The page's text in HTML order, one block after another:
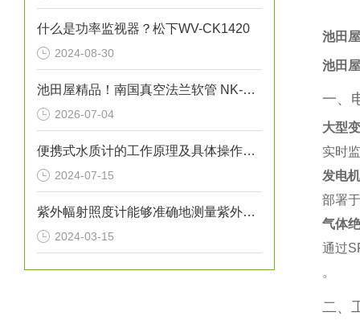
什么是功率监视器？松下WV-CK1420
2024-08-30
池田屋精品！南国真空法兰软管 NK-6000 参数介绍
2026-07-04
便携式水质计的工作原理及具体操作步骤
2024-07-15
紫外幅射照度计能够准确地测量紫外线的辐射强度
2024-03-15
池田
池田
一、
大型
实时
发电
部署
气体
通过
。
二、